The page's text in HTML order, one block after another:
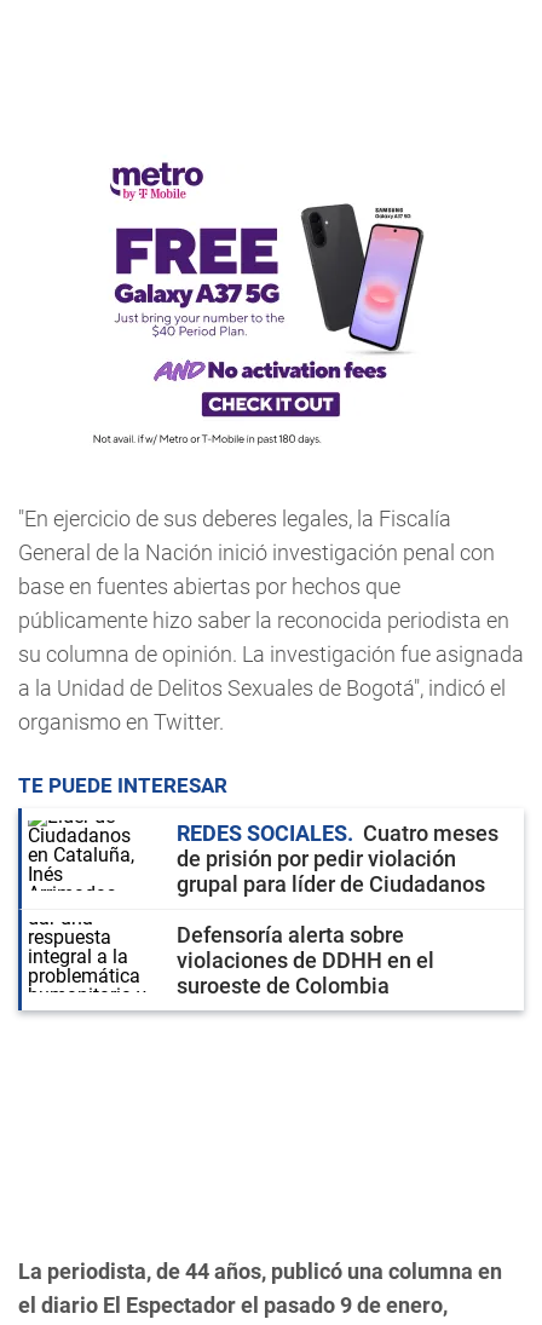
"En ejercicio de sus deberes legales, la Fiscalía
General de la Nación inició investigación penal con
base en fuentes abiertas por hechos que
públicamente hizo saber la reconocida periodista en
su columna de opinión. La investigación fue asignada
a la Unidad de Delitos Sexuales de Bogotá", indicó el
organismo en Twitter.
TE PUEDE INTERESAR
REDES SOCIALES
Cuatro meses
de prisión por pedir violación
grupal para líder de Ciudadanos
Defensoría alerta sobre
violaciones de DDHH en el
suroeste de Colombia
La periodista, de 44 años, publicó una columna en
el diario El Espectador el pasado 9 de enero,